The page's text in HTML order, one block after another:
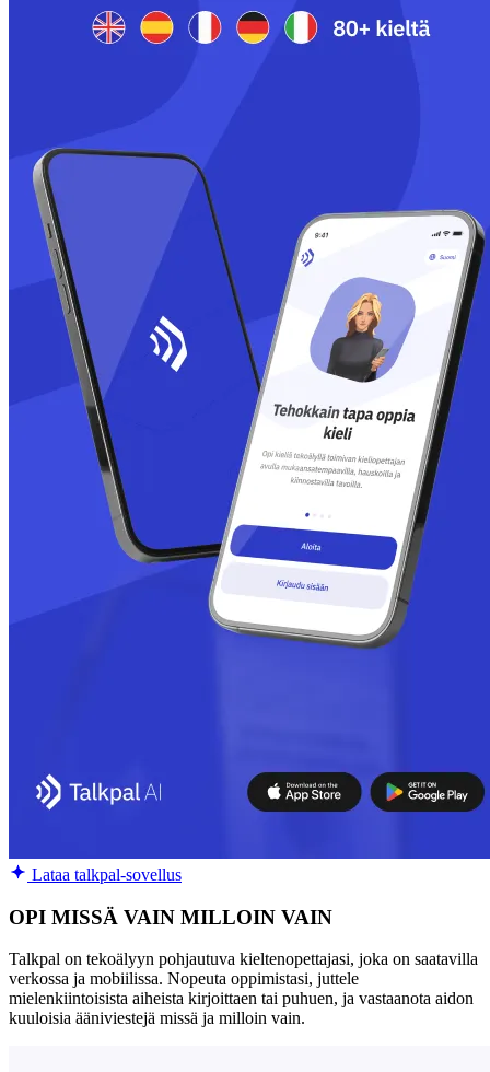
Lataa talkpal-sovellus
OPI MISSÄ VAIN MILLOIN VAIN
Talkpal on tekoälyyn pohjautuva kieltenopettajasi, joka on saatavilla
verkossa ja mobiilissa. Nopeuta oppimistasi, juttele
mielenkiintoisista aiheista kirjoittaen tai puhuen, ja vastaanota aidon
kuuloisia ääniviestejä missä ja milloin vain.